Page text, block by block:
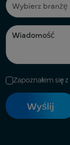
Zapoznałem się z